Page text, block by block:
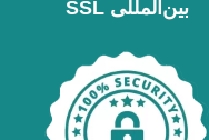
بین‌المللی SSL